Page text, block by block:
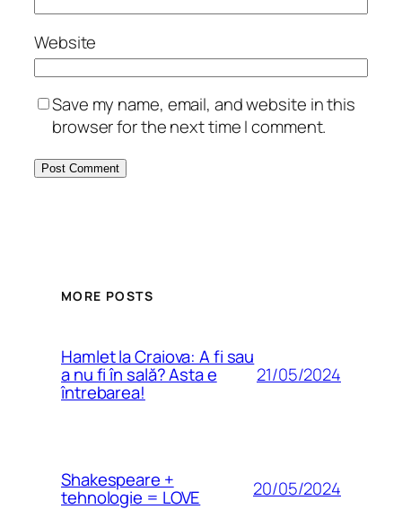
Website
Save my name, email, and website in this
browser for the next time I comment.
MORE POSTS
Hamlet la Craiova: A fi sau
a nu fi în sală? Asta e
întrebarea!
21/05/2024
Shakespeare +
tehnologie = LOVE 20/05/2024